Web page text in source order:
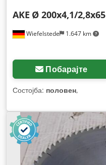
Wiefelstede 1.647 km
AKE Ø 200x4,1/2,8x65
Побарајте
Состојба: половен,